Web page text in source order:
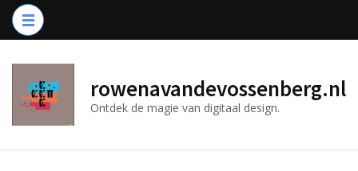
Ga
naar
(druk
Enter)
rowenavandevossenberg.nl
Ontdek de magie van digitaal design.